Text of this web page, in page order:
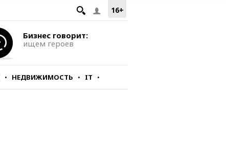
16+
Бизнес говорит:
ищем героев
НЕДВИЖИМОСТЬ IT